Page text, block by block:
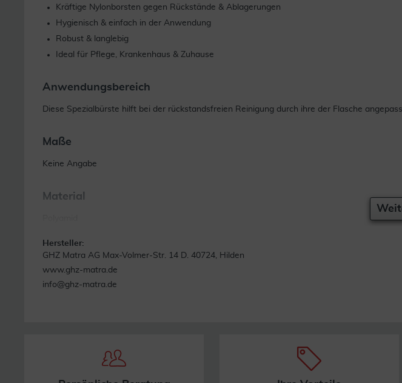
Kräftige Nylonborsten gegen Rückstände & Ablagerungen
Hygienisch & einfach in der Anwendung
Robust & langlebig
Ideal für Pflege, Krankenhaus & Zuhause
Anwendungsbereich
Diese Spezialbürste hilft bei der rückstandsfreien Reinigung durch ihre der Flasche
Maße
Keine Angabe
Material
Hersteller:
GHZ Matra AG Max-Volmer-Str. 14 D. 40724, Hilden
www.ghz-matra.de
info@ghz-matra.de